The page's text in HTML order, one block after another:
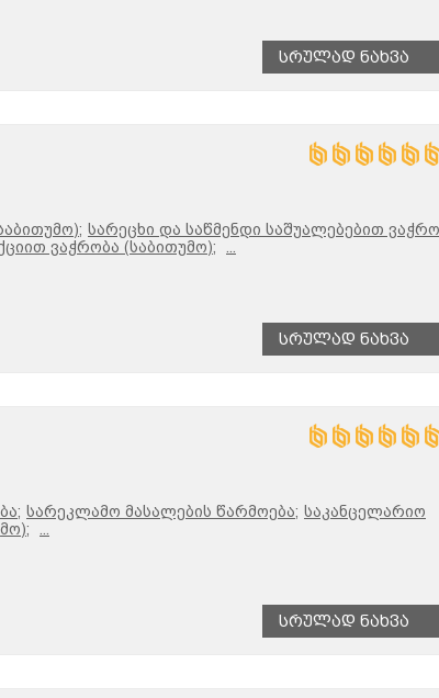
Სრულად Ნახვა
სარეცხი და საწმენდი საშუალებებით
ვაჭრობა (საბითუმო);
Სრულად Ნახვა
სარეკლამო მასალების წარმოება; საკანცელარიო
Სრულად Ნახვა